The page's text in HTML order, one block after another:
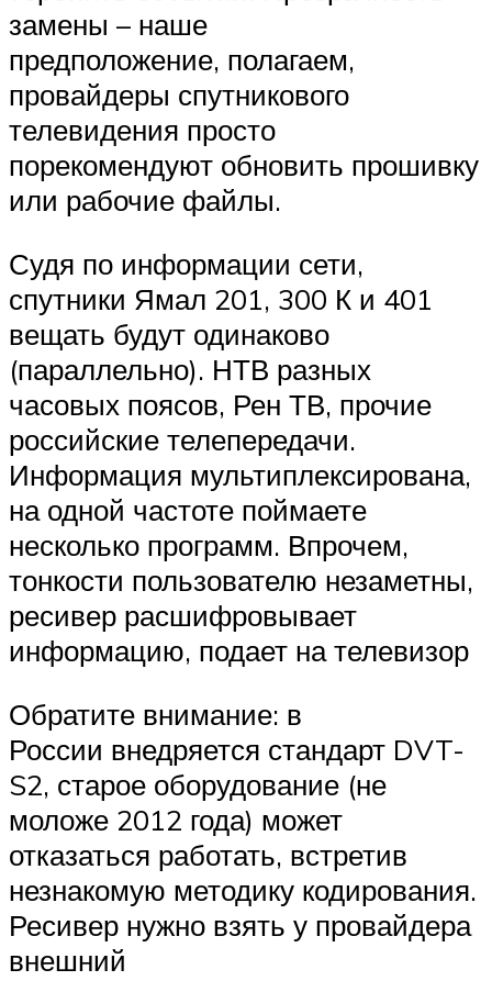
замены – наше
предположение, полагаем,
провайдеры спутникового
телевидения просто
порекомендуют обновить прошивку
или рабочие файлы.
Судя по информации сети,
спутники Ямал 201, 300 К и 401
вещать будут одинаково
(параллельно). НТВ разных
часовых поясов, Рен ТВ, прочие
российские телепередачи.
Информация мультиплексирована,
на одной частоте поймаете
несколько программ. Впрочем,
тонкости пользователю незаметны,
ресивер расшифровывает
информацию, подает на телевизор
Обратите внимание: в
России внедряется стандарт DVT-
S2, старое оборудование (не
моложе 2012 года) может
отказаться работать, встретив
незнакомую методику кодирования.
Ресивер нужно взять у провайдера
внешний